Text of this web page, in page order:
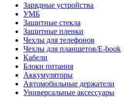
Зарядные устройства
УМБ
Защитные стекла
Защитные пленки
Чехлы для телефонов
Чехлы для планшетов/E-book
Кабели
Блоки питания
Аккумуляторы
Автомобильные держатели
Универсальные аксессуары